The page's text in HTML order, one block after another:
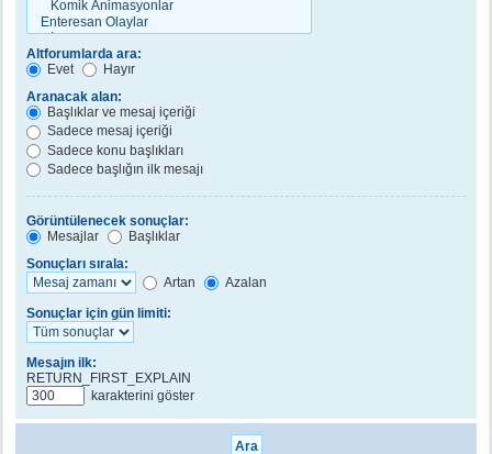
Altforumlarda ara:
Evet
Hayır
Aranacak alan:
Başlıklar ve mesaj içeriği
Sadece mesaj içeriği
Sadece konu başlıkları
Sadece başlığın ilk mesajı
Görüntülenecek sonuçlar:
Mesajlar
Başlıklar
Sonuçları sırala:
Artan
Azalan
Sonuçlar için gün limiti:
Mesajın ilk:
RETURN_FIRST_EXPLAIN
karakterini göster